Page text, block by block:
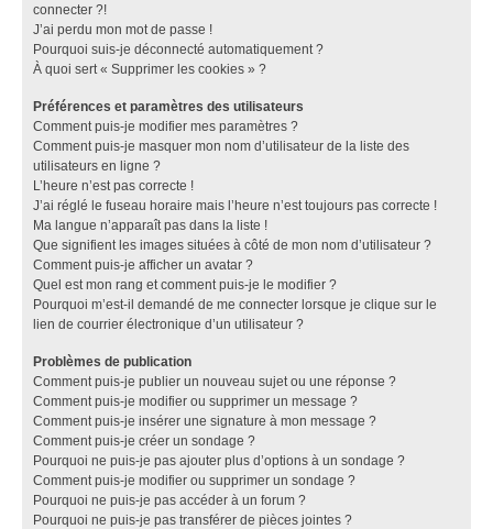
connecter ?!
J’ai perdu mon mot de passe !
Pourquoi suis-je déconnecté automatiquement ?
À quoi sert « Supprimer les cookies » ?
Préférences et paramètres des utilisateurs
Comment puis-je modifier mes paramètres ?
Comment puis-je masquer mon nom d’utilisateur de la liste des
utilisateurs en ligne ?
L’heure n’est pas correcte !
J’ai réglé le fuseau horaire mais l’heure n’est toujours pas correcte !
Ma langue n’apparaît pas dans la liste !
Que signifient les images situées à côté de mon nom d’utilisateur ?
Comment puis-je afficher un avatar ?
Quel est mon rang et comment puis-je le modifier ?
Pourquoi m’est-il demandé de me connecter lorsque je clique sur le
lien de courrier électronique d’un utilisateur ?
Problèmes de publication
Comment puis-je publier un nouveau sujet ou une réponse ?
Comment puis-je modifier ou supprimer un message ?
Comment puis-je insérer une signature à mon message ?
Comment puis-je créer un sondage ?
Pourquoi ne puis-je pas ajouter plus d’options à un sondage ?
Comment puis-je modifier ou supprimer un sondage ?
Pourquoi ne puis-je pas accéder à un forum ?
Pourquoi ne puis-je pas transférer de pièces jointes ?